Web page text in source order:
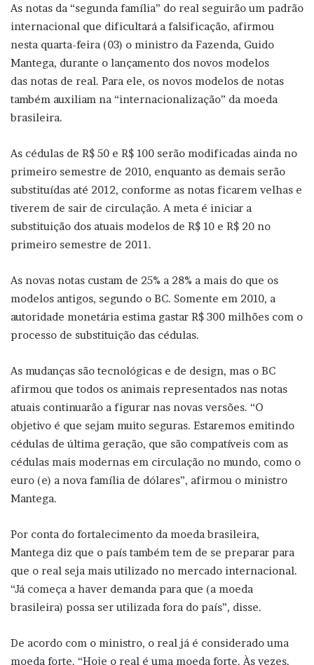
As notas da “segunda família” do real seguirão um padrão
internacional que dificultará a falsificação, afirmou
nesta quarta-feira (03) o ministro da Fazenda, Guido
Mantega, durante o lançamento dos novos modelos
das notas de real. Para ele, os novos modelos de notas
também auxiliam na “internacionalização” da moeda
brasileira.
As cédulas de R$ 50 e R$ 100 serão modificadas ainda no
primeiro semestre de 2010, enquanto as demais serão
substituídas até 2012, conforme as notas ficarem velhas e
tiverem de sair de circulação. A meta é iniciar a
substituição dos atuais modelos de R$ 10 e R$ 20 no
primeiro semestre de 2011.
As novas notas custam de 25% a 28% a mais do que os
modelos antigos, segundo o BC. Somente em 2010, a
autoridade monetária estima gastar R$ 300 milhões com o
processo de substituição das cédulas.
As mudanças são tecnológicas e de design, mas o BC
afirmou que todos os animais representados nas notas
atuais continuarão a figurar nas novas versões. “O
objetivo é que sejam muito seguras. Estaremos emitindo
cédulas de última geração, que são compatíveis com as
cédulas mais modernas em circulação no mundo, como o
euro (e) a nova família de dólares”, afirmou o ministro
Mantega.
Por conta do fortalecimento da moeda brasileira,
Mantega diz que o país também tem de se preparar para
que o real seja mais utilizado no mercado internacional.
“Já começa a haver demanda para que (a moeda
brasileira) possa ser utilizada fora do país”, disse.
De acordo com o ministro, o real já é considerado uma
moeda forte. “Hoje o real é uma moeda forte. Às vezes,